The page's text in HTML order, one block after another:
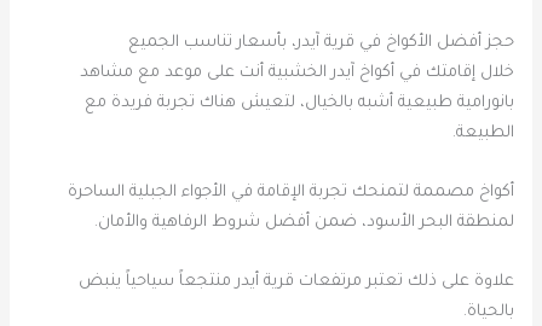
حجز أفضل الأكواخ في قرية آيدر، بأسعار تناسب الجميع
خلال إقامتك في أكواخ آيدر الخشبية أنت على موعد مع مشاهد
بانورامية طبيعية أشبه بالخيال، لتعيش هناك تجربة فريدة مع
الطبيعة.
أكواخ مصممة لتمنحك تجربة الإقامة في الأجواء الجبلية الساحرة
لمنطقة البحر الأسود، ضمن أفضل شروط الرفاهية والأمان.
علاوة على ذلك تعتبر مرتفعات قرية أيدر منتجعاً سياحياً ينبض
بالحياة.